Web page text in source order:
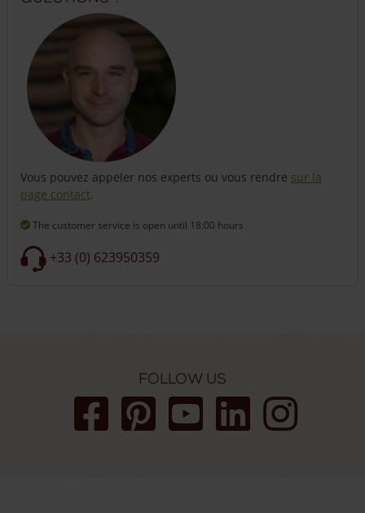
correctement l’opérateur.
Nous tenons à souligner qu’il est essentiel de choisir des
poteaux carrés de 20 x 20 cm avec tête diamantée, car sans
cette dimension, il ne sera pas possible de fixer correctement
l’opérateur du portail battant.
Poteaux de portail
Les poteaux de portail ne sont pas inclus de série, mais
des poteaux de 15 x 15 cm (longueur de 210 cm ou 280 cm)
ou des poteaux de 20 x 20 cm (longueur de 210 cm ou 280
cm).
Si vous optez pour un portail plus haut de gamme avec
plusieurs options, nous vous recommandons de choisir des
experts se feront un plaisir de vous conseiller.
Vous pouvez appeler nos experts ou vous rendre sur la
page contact.
The customer service is open until 18:00 hours
+33 (0) 623950359
Follow us